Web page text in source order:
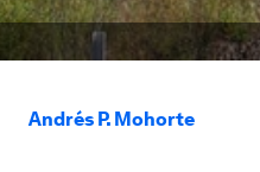
Andrés P. Mohorte